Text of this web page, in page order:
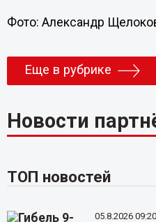
Фото: Александр
Еще в рубрике
Новости
ТОП новостей
05.8.2026 09:20